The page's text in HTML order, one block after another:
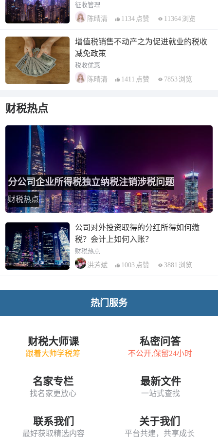
征收管理
陈晴清
1134 点赞 11364 浏览
增值税销售不动产之为促进就业的税收
减免政策
税收优惠
陈晴清
1411 点赞 7853 浏览
财税热点
分公司企业所得税独立纳税注销涉税问题
财税热点
公司对外投资取得的分红所得如何缴
税？会计上如何入账？
财税热点
洪芳斌
1003 点赞 3881 浏览
热门服务
财税大师课
跟着大师学税筹
私密问答
不公开,保留24小时
名家专栏
找名家更放心
最新文件
一站式查找
联系我们
最好获取精选内容
关于我们
平台共建，共享成长